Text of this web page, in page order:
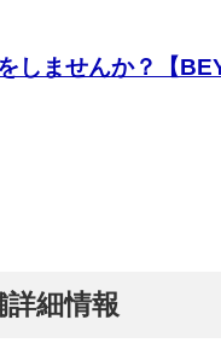
しませんか？【
細情報